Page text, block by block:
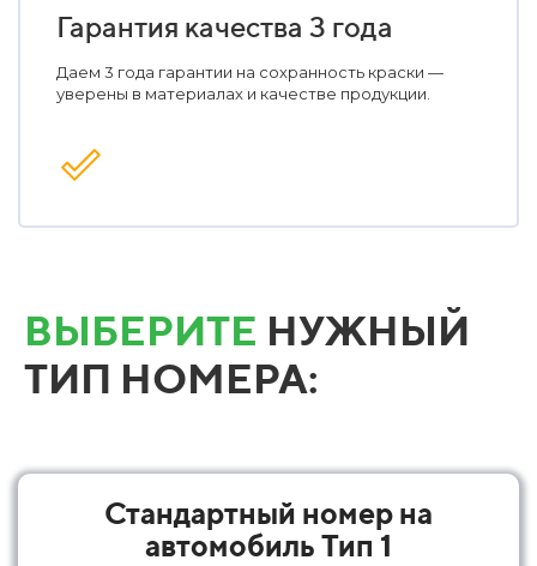
Гарантия качества 3 года
Даем 3 года гарантии на сохранность краски —
уверены в материалах и качестве продукции.
ВЫБЕРИТЕ НУЖНЫЙ
ТИП НОМЕРА:
Стандартный номер на
автомобиль Тип 1